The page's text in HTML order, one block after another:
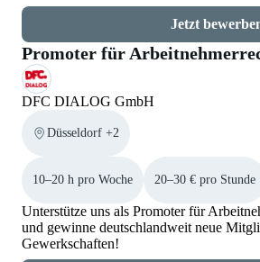
Jetzt
Promoter für
DFC DIALOG GmbH
Düsseldorf +2
10–20 h pro Woche 20–30 € pro Stunde
Unterstütze uns als Promoter für
und gewinne deutschlandweit neue
Gewerkschaften!